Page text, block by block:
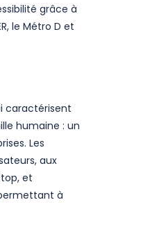
grâce à
le Métro D et
caractérisent
humaine : un
Les
aux
et
à